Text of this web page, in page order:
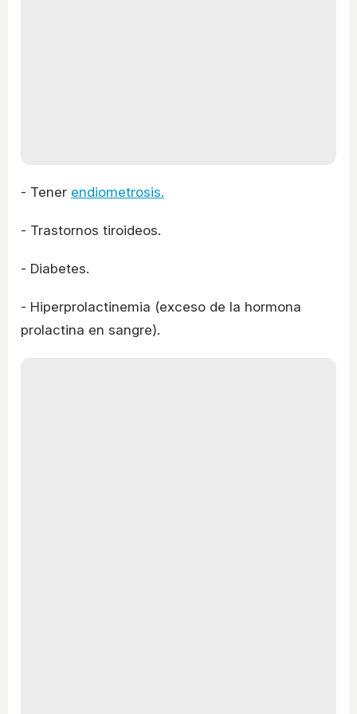
- Tener endiometrosis.
- Trastornos tiroideos.
- Diabetes.
- Hiperprolactinemia (exceso de la hormona
prolactina en sangre).